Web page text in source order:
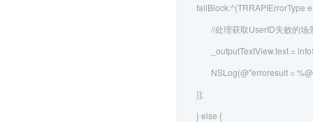
failBlock:^(TRRAPIErrorType
//处理获取UserID失败的场
_outputTextView.text =
NSLog(@"erroresult =
}];
} else {